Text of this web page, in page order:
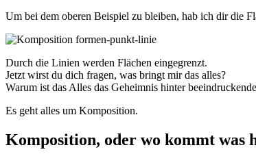
Um bei dem oberen Beispiel zu bleiben, hab ich dir die
Durch die Linien werden Flächen eingegrenzt.
Jetzt wirst du dich fragen, was bringt mir das alles?
Warum ist das Alles das Geheimnis hinter
Es geht alles um Komposition.
Komposition, oder wo kommt was